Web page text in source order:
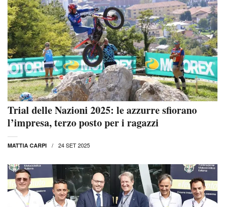
Trial delle Nazioni 2025: le azzurre sfiorano
l’impresa, terzo posto per i ragazzi
MATTIA CARPI 24 SET 2025